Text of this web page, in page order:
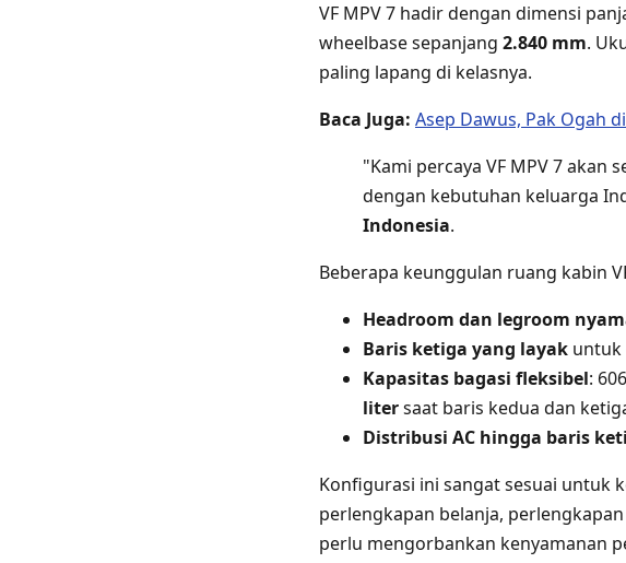
VF MPV 7 hadir dengan dimensi
wheelbase sepanjang 2.840 mm.
paling lapang di kelasnya.
Baca Juga: Asep Dawus, Pak Ogah
"Kami percaya VF MPV 7
dengan kebutuhan keluarga
Indonesia.
Beberapa keunggulan ruang kabin
Headroom dan legroom
Baris ketiga yang layak untuk
Kapasitas bagasi fleksibel:
litersaat baris kedua dan
Distribusi AC hingga baris
Konfigurasi ini sangat sesuai untuk
perlengkapan belanja,
perlu mengorbankan kenyamanan